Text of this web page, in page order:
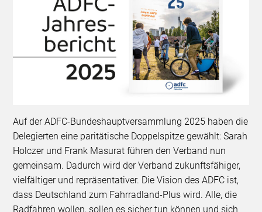
Auf der ADFC-Bundeshauptversammlung 2025 haben die
Delegierten eine paritätische Doppelspitze gewählt: Sarah
Holczer und Frank Masurat führen den Verband nun
gemeinsam. Dadurch wird der Verband zukunftsfähiger,
vielfältiger und repräsentativer. Die Vision des ADFC ist,
dass Deutschland zum Fahrradland-Plus wird. Alle, die
Radfahren wollen, sollen es sicher tun können und sich